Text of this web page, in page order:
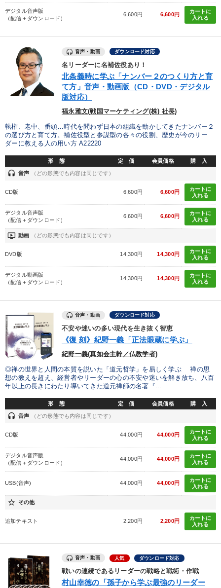
デジタル音声版
（配信＋ダウンロード）
6,600円 6,600円
カートに
入れる
音声・動画 ダウンロード対応
名リーダーに名補佐役あり！
北条義時に学ぶ「ナンバー２のつくり方と育
て方」音声・動画版（CD・DVD・デジタル
版対応）
福永雅文(戦国マーケティング(株) 社長)
執権、老中、番頭…時代を問わず日本の組織を動かしてきたナンバー２
の選び方と育て方。補佐役型と参謀型の各々の役割、歴史が今のリー
ダーに教える人の用い方 A22220
形 態 定 価 会員価格 購 入
headset 音声 （どの形態でも内容は同じです）
CD版 6,600円 6,600円
カートに
入れる
デジタル音声版
（配信＋ダウンロード）
6,600円 6,600円
カートに
入れる
ondemand_video 動画 （どの形態でも内容は同じです）
DVD版 14,300円 14,300円
カートに
入れる
デジタル動画版
（配信＋ダウンロード）
14,300円 14,300円
カートに
入れる
音声・動画 ダウンロード対応
不安や迷いの多い現代を生き抜く智恵
《復 刻》紀野一義「正法眼蔵に学ぶ」
紀野一義(真如会主幹／仏教学者)
◎禅の世界と人間の本質を説いた「道元哲学」を易しく学ぶ 禅の思
想の教えを超え、経営者やリーダーの心の不安や迷いを解き放ち、八百
年以上の長きにわたり導いてきた道元禅師の名著『...
形 態 定 価 会員価格 購 入
headset 音声 （どの形態でも内容は同じです）
CD版 44,000円 44,000円
カートに
入れる
デジタル音声版
（配信＋ダウンロード）
44,000円 44,000円
カートに
入れる
USB(音声) 44,000円 44,000円
カートに
入れる
star_border その他
追加テキスト 2,200円 2,200円
カートに
入れる
音声・動画 人気 ダウンロード対応
戦いの連続であるリーダーの戦略と戦術・作戦
村山幸徳の「孫子から学ぶ最強のリーダー